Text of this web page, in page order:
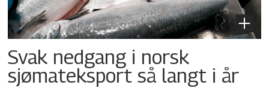
Svak nedgang i norsk
sjømateksport så langt i år